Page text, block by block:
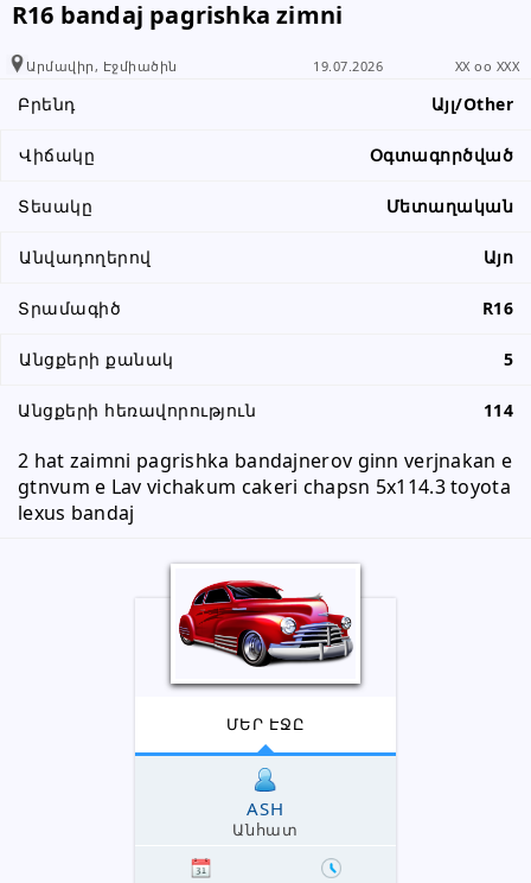
R16 bandaj pagrishka zimni
Արմավիր, Էջմիածին 19.07.2026 XX oo XXX
Բրենդ Այլ/Other
Վիճակը Օգտագործված
Տեսակը Մետաղական
Անվադողերով Այո
Տրամագիծ R16
Անցքերի քանակ 5
Անցքերի հեռավորություն 114
2 hat zaimni pagrishka bandajnerov ginn verjnakan e
gtnvum e Lav vichakum cakeri chapsn 5x114.3 toyota
lexus bandaj
ՄԵՐ ԷՋԸ
ASH
Անհատ
տեղեկացնել, որ իր տվյալները